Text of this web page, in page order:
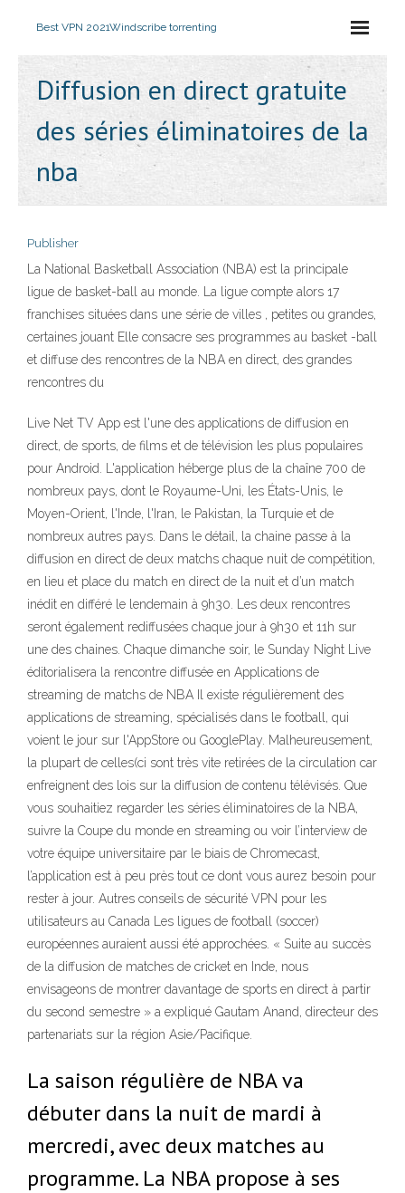
Best VPN 2021Windscribe torrenting
Diffusion en direct gratuite
des séries éliminatoires de la
nba
Publisher
La National Basketball Association (NBA) est la principale
ligue de basket-ball au monde. La ligue compte alors 17
franchises situées dans une série de villes , petites ou grandes,
certaines jouant Elle consacre ses programmes au basket -ball
et diffuse des rencontres de la NBA en direct, des grandes
rencontres du
Live Net TV App est l'une des applications de diffusion en
direct, de sports, de films et de télévision les plus populaires
pour Android. L'application héberge plus de la chaîne 700 de
nombreux pays, dont le Royaume-Uni, les États-Unis, le
Moyen-Orient, l'Inde, l'Iran, le Pakistan, la Turquie et de
nombreux autres pays. Dans le détail, la chaine passe à la
diffusion en direct de deux matchs chaque nuit de compétition,
en lieu et place du match en direct de la nuit et d’un match
inédit en différé le lendemain à 9h30. Les deux rencontres
seront également rediffusées chaque jour à 9h30 et 11h sur
une des chaines. Chaque dimanche soir, le Sunday Night Live
éditorialisera la rencontre diffusée en Applications de
streaming de matchs de NBA Il existe régulièrement des
applications de streaming, spécialisés dans le football, qui
voient le jour sur l'AppStore ou GooglePlay. Malheureusement,
la plupart de celles(ci sont très vite retirées de la circulation car
enfreignent des lois sur la diffusion de contenu télévisés. Que
vous souhaitiez regarder les séries éliminatoires de la NBA,
suivre la Coupe du monde en streaming ou voir l’interview de
votre équipe universitaire par le biais de Chromecast,
l’application est à peu près tout ce dont vous aurez besoin pour
rester à jour. Autres conseils de sécurité VPN pour les
utilisateurs au Canada Les ligues de football (soccer)
européennes auraient aussi été approchées. « Suite au succès
de la diffusion de matches de cricket en Inde, nous
envisageons de montrer davantage de sports en direct à partir
du second semestre » a expliqué Gautam Anand, directeur des
partenariats sur la région Asie/Pacifique.
La saison régulière de NBA va
débuter dans la nuit de mardi à
mercredi, avec deux matches au
programme. La NBA propose à ses